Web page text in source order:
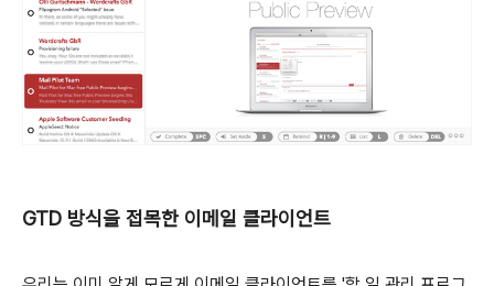
GTD 방식을 접목한 이메일 클라이언트